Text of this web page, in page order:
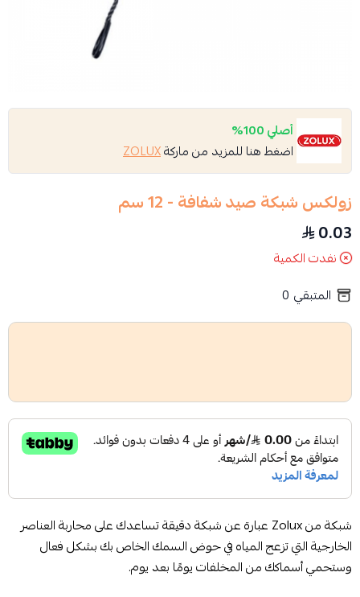
أصلي 100%
اضغط هنا للمزيد من ماركةZOLUX
زولكس شبكة صيد شفافة - 12 سم
0.03
نفدت الكمية
المتبقي 0
شبكة من Zolux عبارة عن شبكة دقيقة تساعدك على محاربة العناصر
الخارجية التي تزعج المياه في حوض السمك الخاص بك بشكل فعال
وستحمي أسماكك من المخلفات يومًا بعد يوم.